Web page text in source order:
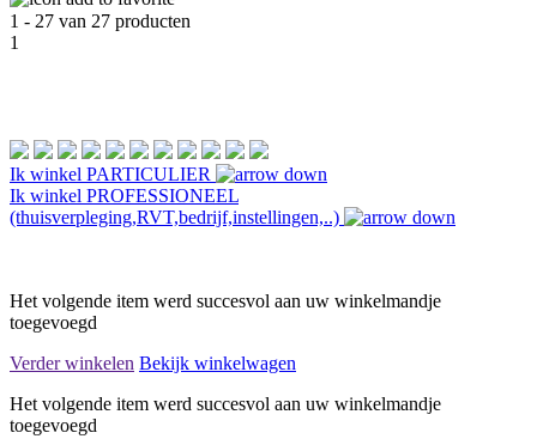
1 - 27 van 27 producten
1
Ik winkel PARTICULIER
Ik winkel PROFESSIONEEL
(thuisverpleging,RVT,bedrijf,instellingen,..)
Het volgende item werd succesvol aan uw winkelmandje
toegevoegd
Verder winkelen Bekijk winkelwagen
Het volgende item werd succesvol aan uw winkelmandje
toegevoegd